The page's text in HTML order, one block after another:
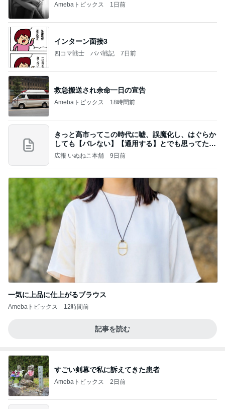
Amebaトピックス 1日前
インターン面接3
四コマ戦士 パパ戦記 7日前
救急搬送され余命一日の宣告
Amebaトピックス 18時間前
きっと高市ってこの時代に嘘、誤魔化し、はぐらか
しても【バレない】【通用する】とでも思ってたん
だろ
広報 いぬねこ本舗 9日前
一気に上品に仕上がるブラウス
Amebaトピックス 12時間前
記事を読む
すごい剣幕で私に訴えてきた患者
Amebaトピックス 2日前